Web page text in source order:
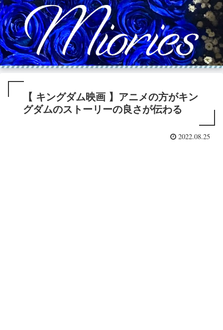
【 キングダム映画 】アニメの方がキン
グダムのストーリーの良さが伝わる
2022.08.25